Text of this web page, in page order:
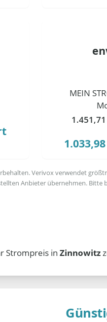
MEIN
Verivox verwendet
Anbieter übernehmen. Bitte
Strompreis in Zinnowitz